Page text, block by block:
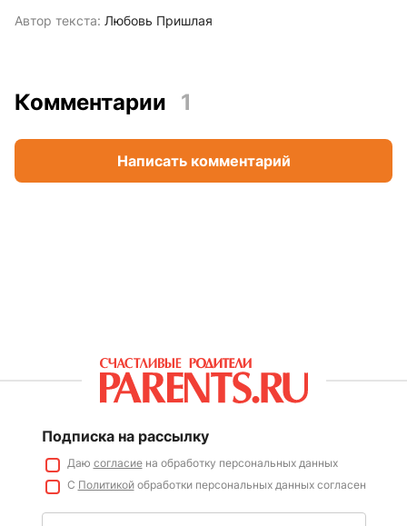
Автор текста: Любовь Пришлая
Комментарии 1
Написать комментарий
Подписка на рассылку
Даю согласиена обработку персональных данных
С Политикойобработки персональных данных согласен